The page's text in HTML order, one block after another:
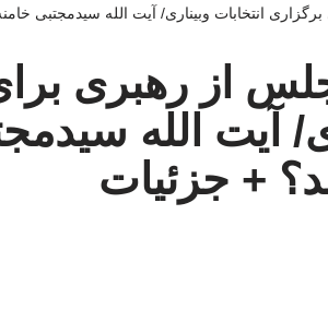
انتخابات وبیناری/ آیت الله سیدمجتبی
از رهبری
آیت الله
+ جزئیات